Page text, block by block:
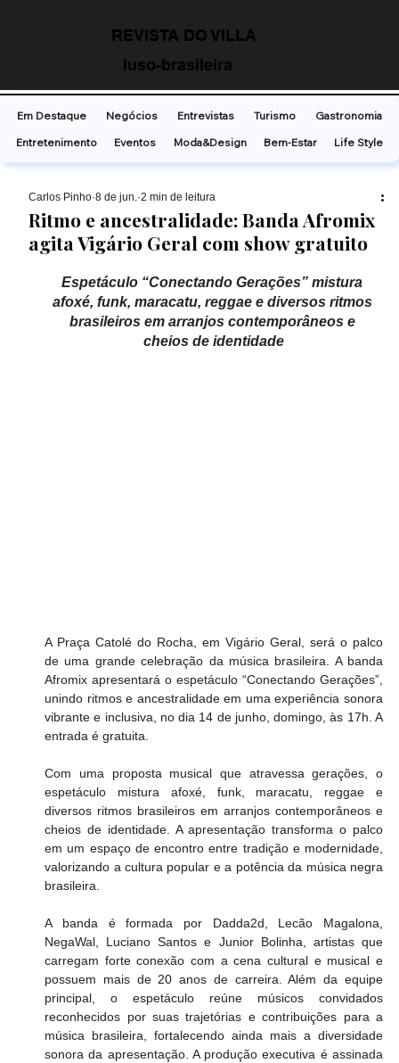
REVISTA DO VILLA
luso-brasileira
Ritmo e ancestralidade: Banda Afromix
agita Vigário Geral com show gratuito
Carlos Pinho 8 de jun. 2 min de leitura
Espetáculo “Conectando Gerações” mistura
afoxé, funk, maracatu, reggae e diversos ritmos
brasileiros em arranjos contemporâneos e
cheios de identidade
A Praça Catolé do Rocha, em Vigário Geral, será o palco
de uma grande celebração da música brasileira. A banda
Afromix apresentará o espetáculo “Conectando Gerações”,
unindo ritmos e ancestralidade em uma experiência sonora
vibrante e inclusiva, no dia 14 de junho, domingo, às 17h. A
entrada é gratuita.
Com uma proposta musical que atravessa gerações, o
espetáculo mistura afoxé, funk, maracatu, reggae e
diversos ritmos brasileiros em arranjos contemporâneos e
cheios de identidade. A apresentação transforma o palco
em um espaço de encontro entre tradição e modernidade,
valorizando a cultura popular e a potência da música negra
brasileira.
A banda é formada por Dadda2d, Lecão Magalona,
NegaWal, Luciano Santos e Junior Bolinha, artistas que
carregam forte conexão com a cena cultural e musical e
possuem mais de 20 anos de carreira. Além da equipe
principal, o espetáculo reúne músicos convidados
reconhecidos por suas trajetórias e contribuições para a
música brasileira, fortalecendo ainda mais a diversidade
sonora da apresentação. A produção executiva é assinada
Em Destaque Negócios Entrevistas Turismo
Gastronomia
Entretenimento
Eventos Moda&Design Bem-Estar Life Style